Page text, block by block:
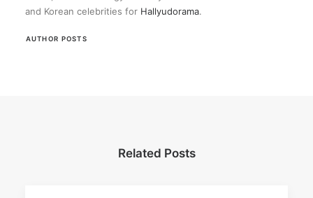
and Korean celebrities for Hallyudorama.
AUTHOR POSTS
Related Posts